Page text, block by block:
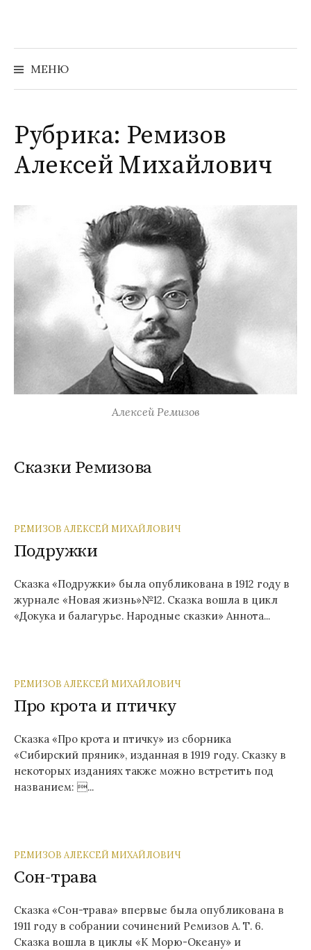
содержимому
МЕНЮ
Найти:
Рубрика: Ремизов
Алексей Михайлович
Алексей Ремизов
Сказки Ремизова
РЕМИЗОВ АЛЕКСЕЙ МИХАЙЛОВИЧ
Подружки
Сказка «Подружки» была опубликована в 1912 году в
журнале «Новая жизнь»№12. Сказка вошла в цикл
«Докука и балагурье. Народные сказки» Аннота...
РЕМИЗОВ АЛЕКСЕЙ МИХАЙЛОВИЧ
Про крота и птичку
Сказка «Про крота и птичку» из сборника
«Сибирский пряник», изданная в 1919 году. Сказку в
некоторых изданиях также можно встретить под
названием: ...
РЕМИЗОВ АЛЕКСЕЙ МИХАЙЛОВИЧ
Сон-трава
Сказка «Сон-трава» впервые была опубликована в
1911 году в собрании сочинений Ремизов А. Т. 6.
Сказка вошла в циклы «К Морю-Океану» и